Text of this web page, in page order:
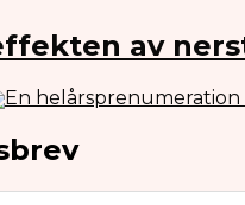
av
En